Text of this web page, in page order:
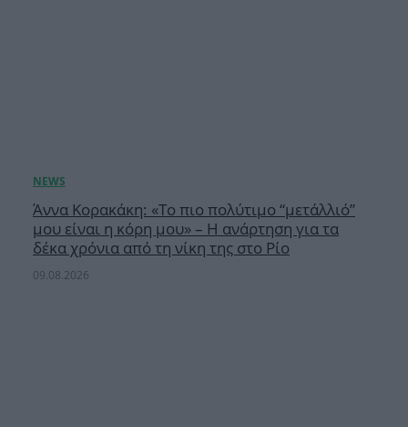
Άννα Κορακάκη: «Το πιο πολύτιμο “μετάλλιό”
μου είναι η κόρη μου» – Η ανάρτηση για τα
δέκα χρόνια από τη νίκη της στο Ρίο
09.08.2026